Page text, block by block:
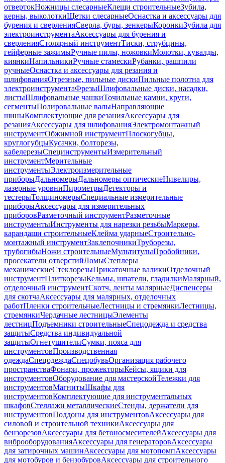
отвертокНожницы слесарныеКлещи строительныеЗубила,
керны, выколоткиЩетки слесарныеОснастка и аксессуары для
бурения и сверленияСверла, буры, зенкерыКоронкиЗубила для
электроинструментаАксессуары для бурения и
сверленияСтолярный инструментТиски, струбцины,
гейферные зажимыРучные пилы, ножовкиМолотки, кувалды,
киянкиНапильникиРучные стамескиРубанки, рашпили
ручныеОснастка и аксессуары для резания и
шлифованияОтрезные, пильные дискиПильные полотна для
электроинструментаФрезыШлифовальные диски, насадки,
листыШлифовальные чашкиТочильные камни, круги,
сегментыПолировальные валыНаправляющие
шиныКомплектующие для резанияАксессуары для
резанияАксессуары для шлифованияЭлектромонтажный
инструментОбжимной инструментПлоскогубцы,
круглогубцыКусачки, болторезы,
кабелерезыСпецинструментыИзмерительный
инструментМерительные
инструментыЭлектроизмерительные
приборыДальномерыДальномеры оптическиеНивелиры,
лазерные уровниПирометрыДетекторы и
тестерыТолщиномерыСпециальные измерительные
приборыАксессуары для измерительных
приборовРазметочный инструментРазметочные
инструментыИнструменты для нарезки резьбыМаркеры,
карандаши строительныеКлейма ударныеСтроительно-
монтажный инструментЗаклепочникиТруборезы,
трубогибыНожи строительныеМультитулыПробойники,
просекатели отверстийЛомыСтеплеры
механическиеСтеклорезыПрикаточные валикиОтделочный
инструментПлиткорезыКельмы, шпатели, гладилкиМалярный,
отделочный инструментСкотч, ленты малярныеДиспенсеры
для скотчаАксессуары для малярных, отделочных
работПленки строительныеЛестницы и стремянкиЛестницы,
стремянкиЧердачные лестницыЭлементы
лестницПодъемники строительныеСпецодежда и средства
защитыСредства индивидуальной
защитыОгнетушителиСумки, пояса для
инструментовПроизводственная
одеждаСпецодеждаСпецобувьОрганизация рабочего
пространстваФонари, прожекторыКейсы, ящики для
инструментовОборудование для мастерскойТележки для
инструментовМагнитыШкафы для
инструментовКомплектующие для инструментальных
шкафовСтеллажи металлическиеСтенды, держатели для
инструментовПоддоны для инструментовАксессуары для
силовой и строительной техникиАксессуары для
бензорезовАксессуары для бетоносмесителейАксессуары для
виброоборудованияАксессуары для генераторовАксессуары
для затирочных машинАксессуары для мотопомпАксессуары
для мотобуров и бензобуровАксессуары для строительного